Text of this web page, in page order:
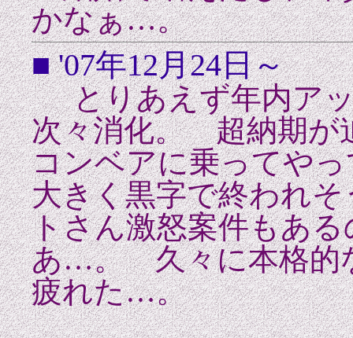
かなぁ…。
■ '07年12月24日～
とりあえず年内ア
次々消化。 超納期が
コンベアに乗ってや
大きく黒字で終われ
トさん激怒案件もあ
あ…。 久々に本格的
疲れた…。